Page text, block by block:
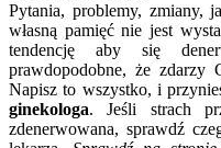
Pytania, problemy, zmiany,
własną pamięć nie jest
tendencję aby się
prawdopodobne, że zdarzy
Napisz to wszystko, i
ginekologa. Jeśli strach
zdenerwowana, sprawdź